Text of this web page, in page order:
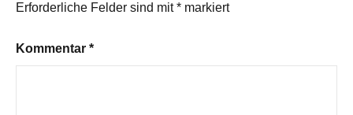
Erforderliche Felder sind mit* markiert
Kommentar *